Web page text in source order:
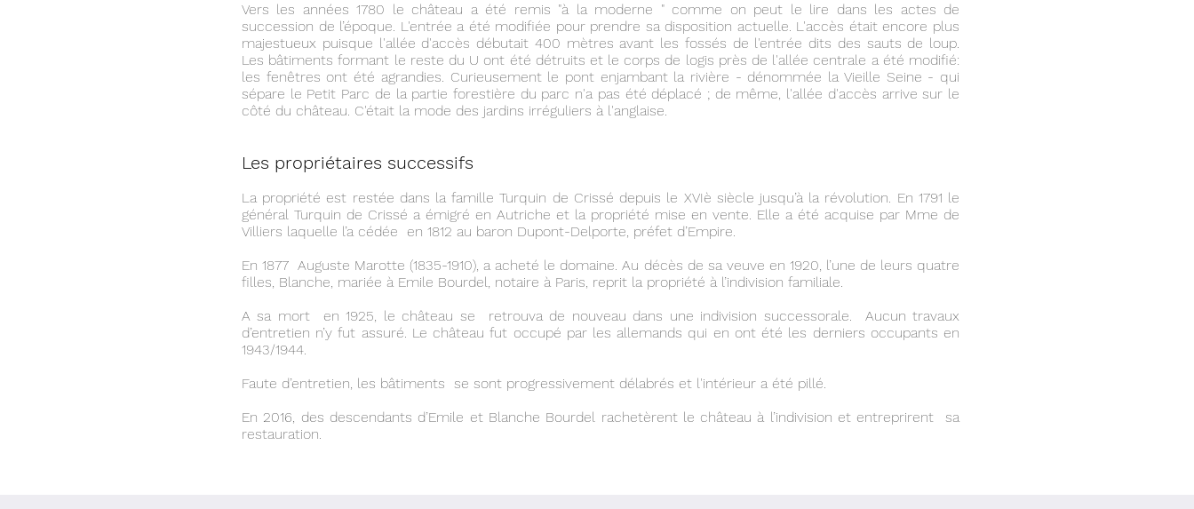
Vers les années 1780 le château a été remis "à la moderne " comme on peut le lire dans les actes de
succession de l’époque. L'entrée a été modifiée pour prendre sa disposition actuelle. L'accès était encore plus
majestueux puisque l'allée d'accès débutait 400 mètres avant les fossés de l'entrée dits des sauts de loup.
Les bâtiments formant le reste du U ont été détruits et le corps de logis près de l'allée centrale a été modifié:
les fenêtres ont été agrandies. Curieusement le pont enjambant la rivière - dénommée la Vieille Seine - qui
sépare le Petit Parc de la partie forestière du parc n'a pas été déplacé ; de même, l'allée d'accès arrive sur le
côté du château. C'était la mode des jardins irréguliers à l'anglaise.
Les propriétaires successifs
La propriété est restée dans la famille Turquin de Crissé depuis le XVIè siècle jusqu’à la révolution. En 1791 le
général Turquin de Crissé a émigré en Autriche et la propriété mise en vente. Elle a été acquise par Mme de
Villiers laquelle l’a cédée en 1812 au baron Dupont-Delporte, préfet d’Empire.
En 1877 Auguste Marotte (1835-1910), a acheté le domaine. Au décès de sa veuve en 1920, l’une de leurs quatre
filles, Blanche, mariée à Emile Bourdel, notaire à Paris, reprit la propriété à l’indivision familiale.
A sa mort en 1925, le château se retrouva de nouveau dans une indivision successorale. Aucun travaux
d’entretien n’y fut assuré. Le château fut occupé par les allemands qui en ont été les derniers occupants en
1943/1944.
Faute d’entretien, les bâtiments se sont progressivement délabrés et l'intérieur a été pillé.
En 2016, des descendants d’Emile et Blanche Bourdel rachetèrent le château à l’indivision et entreprirent sa
restauration.